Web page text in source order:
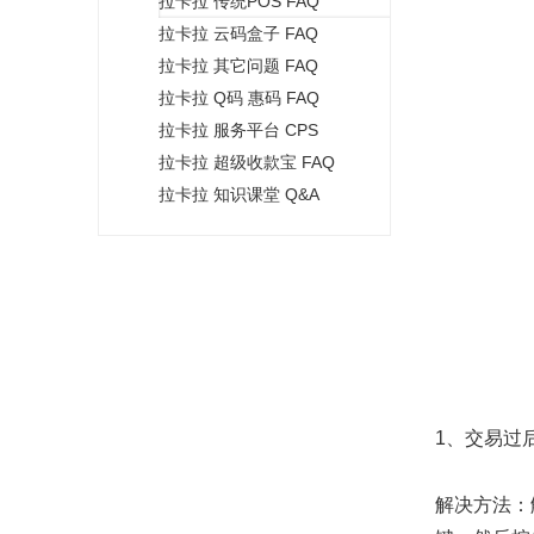
拉卡拉 云码盒子 FAQ
拉卡拉 其它问题 FAQ
拉卡拉 Q码 惠码 FAQ
拉卡拉 服务平台 CPS
拉卡拉 超级收款宝 FAQ
拉卡拉 知识课堂 Q&A
1、交易过
解决方法